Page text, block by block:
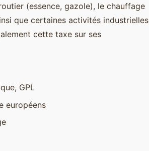
(essence, gazole), le chauffage
que certaines activités industrielles
cette taxe sur ses
GPL
européens